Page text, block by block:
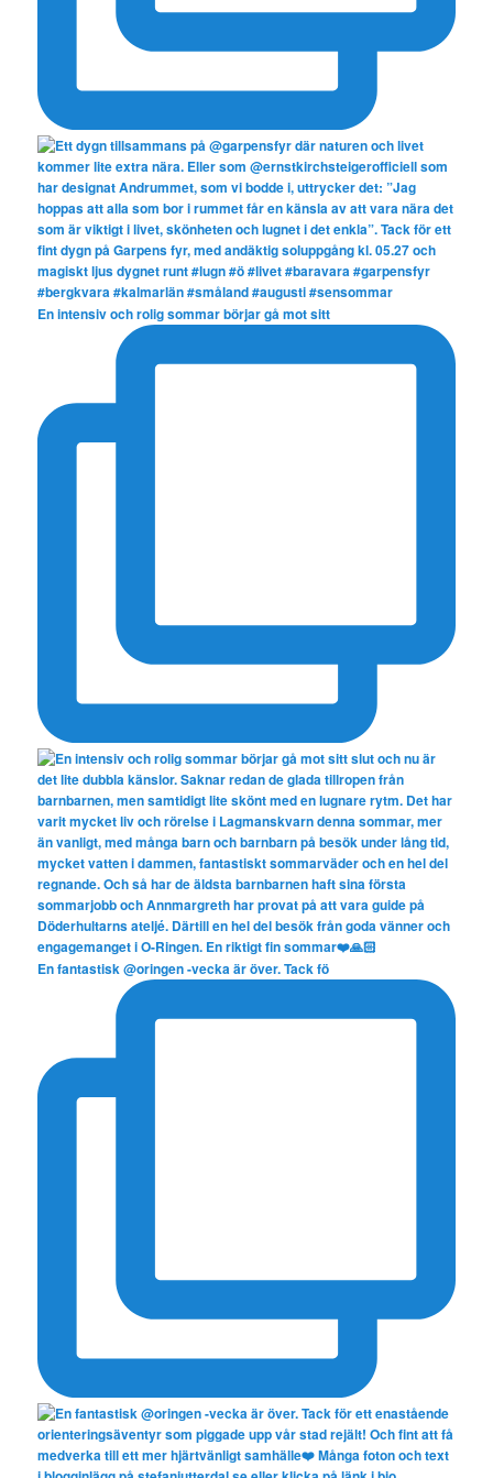
En intensiv och rolig sommar börjar gå mot sitt
En fantastisk @oringen -vecka är över. Tack fö